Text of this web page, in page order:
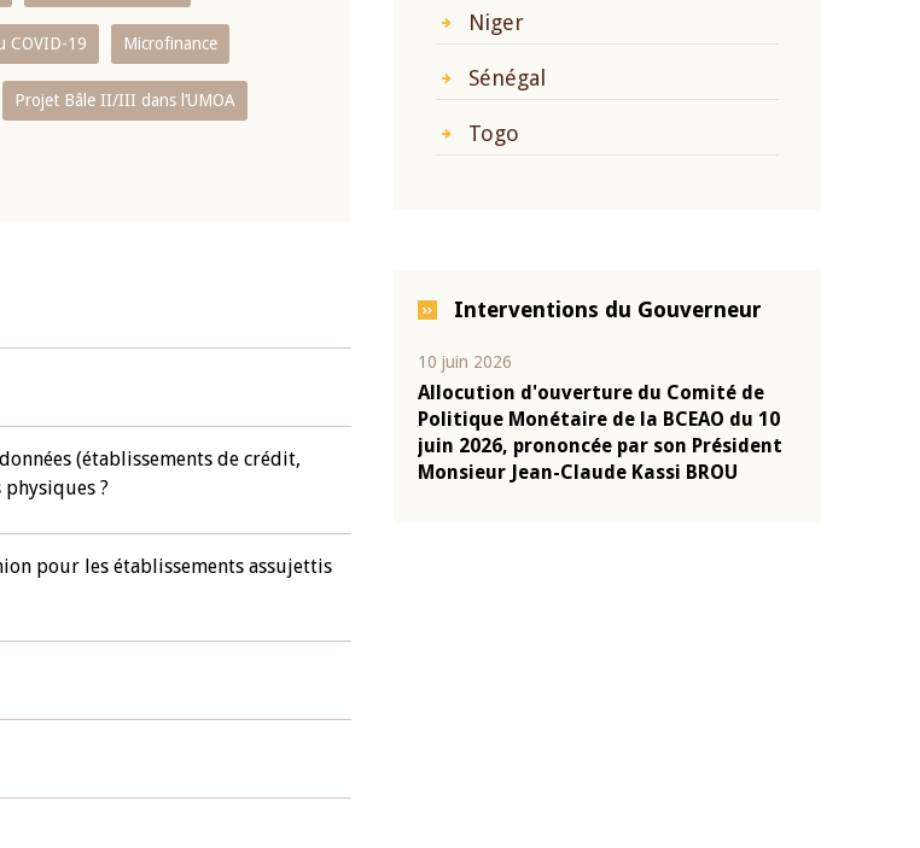
COVID-19 Microfinance
Projet Bâle II/III dans l’UMOA
(établissements de crédit,
?
pour les établissements assujettis
Niger
Sénégal
Togo
Interventions du Gouverneur
juin 2026, prononcée par son Président
Monsieur Jean-Claude Kassi BROU
04 mars 2026
Allocution d'ouverture du Comité de
Politique Monétaire de la BCEAO du 4
mars 2026, prononcée par son Président
Monsieur Jean-Claude Kassi BROU